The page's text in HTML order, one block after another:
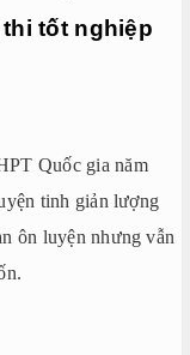
tốt nghiệp
Quốc gia năm
tinh giản lượng
ôn luyện nhưng vẫn